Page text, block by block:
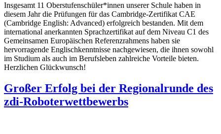
Insgesamt 11 Oberstufenschüler*innen unserer Schule haben in
diesem Jahr die Prüfungen für das Cambridge-Zertifikat CAE
(Cambridge English: Advanced) erfolgreich bestanden. Mit dem
international anerkannten Sprachzertifikat auf dem Niveau C1 des
Gemeinsamen Europäischen Referenzrahmens haben sie
hervorragende Englischkenntnisse nachgewiesen, die ihnen sowohl
im Studium als auch im Berufsleben zahlreiche Vorteile bieten.
Herzlichen Glückwunsch!
Großer Erfolg bei der Regionalrunde des
zdi-Roboterwettbewerbs